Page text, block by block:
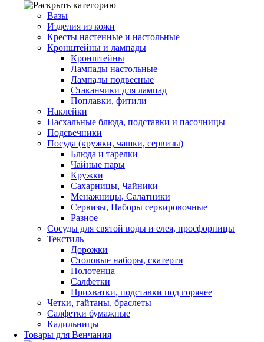
Вазы
Изделия из кожи
Кресты настенные и настольные
Кронштейны и лампады
Кронштейны
Лампады настольные
Лампады подвесные
Стаканчики для лампад
Поплавки, фитили
Наклейки
Пасхальные блюда, подставки и пасочницы
Подсвечники
Посуда (кружки, чашки, сервизы)
Блюда и тарелки
Чайные пары
Кружки
Сахарницы, Чайники
Менажницы, Салатники
Сервизы, Наборы сервировочные
Разное
Сосуды для святой воды и елея, просфорницы
Текстиль
Дорожки
Столовые наборы, скатерти
Полотенца
Салфетки
Прихватки, подставки под горячее
Четки, гайтаны, браслеты
Салфетки бумажные
Кадильницы
Товары для Венчания